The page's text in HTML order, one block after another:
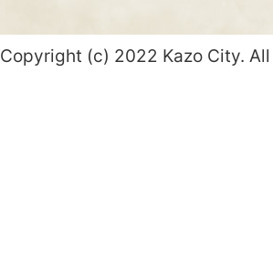
Copyright (c) 2022 Kazo City.